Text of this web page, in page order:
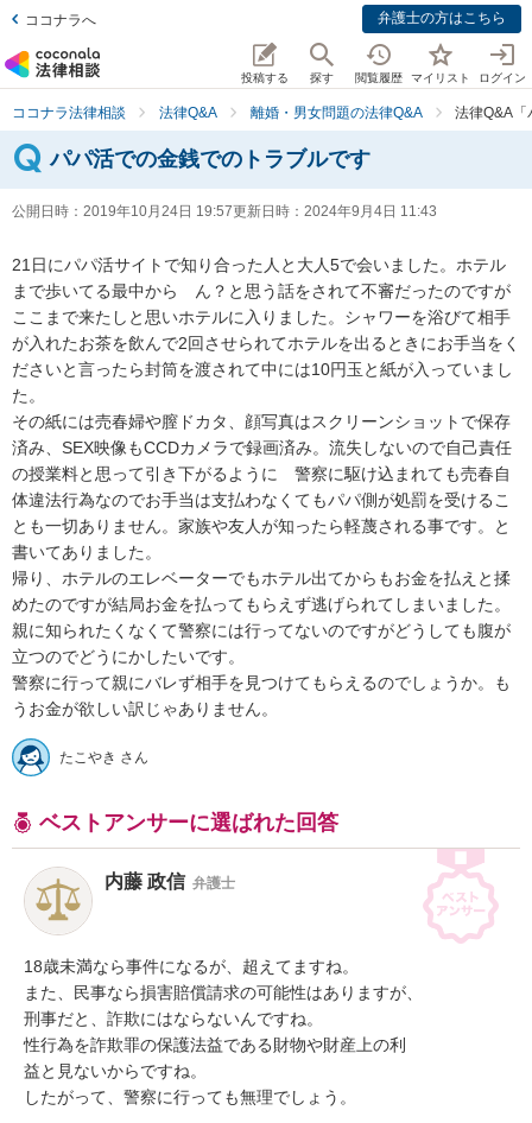
ココナラへ 弁護士の方はこちら
投稿する 探す 閲覧履歴 マイリスト ログイン
ココナラ法律相談 法律Q&A 離婚・男女問題の法律Q&A 法律Q&A「
パパ活での金銭でのトラブルです
公開日時： 2019年10月24日 19:57更新日時： 2024年9月4日 11:43
21日にパパ活サイトで知り合った人と大人5で会いました。ホテル
まで歩いてる最中から　ん？と思う話をされて不審だったのですが
ここまで来たしと思いホテルに入りました。シャワーを浴びて相手
が入れたお茶を飲んで2回させられてホテルを出るときにお手当をく
ださいと言ったら封筒を渡されて中には10円玉と紙が入っていまし
た。
その紙には売春婦や膣ドカタ、顔写真はスクリーンショットで保存
済み、SEX映像もCCDカメラで録画済み。流失しないので自己責任
の授業料と思って引き下がるように　警察に駆け込まれても売春自
体違法行為なのでお手当は支払わなくてもパパ側が処罰を受けるこ
とも一切ありません。家族や友人が知ったら軽蔑される事です。と
書いてありました。
帰り、ホテルのエレベーターでもホテル出てからもお金を払えと揉
めたのですが結局お金を払ってもらえず逃げられてしまいました。
親に知られたくなくて警察には行ってないのですがどうしても腹が
立つのでどうにかしたいです。
警察に行って親にバレず相手を見つけてもらえるのでしょうか。も
うお金が欲しい訳じゃありません。
たこやき さん
ベストアンサーに選ばれた回答
内藤 政信 弁護士
18歳未満なら事件になるが、超えてますね。
また、民事なら損害賠償請求の可能性はありますが、
刑事だと、詐欺にはならないんですね。
性行為を詐欺罪の保護法益である財物や財産上の利
益と見ないからですね。
したがって、警察に行っても無理でしょう。